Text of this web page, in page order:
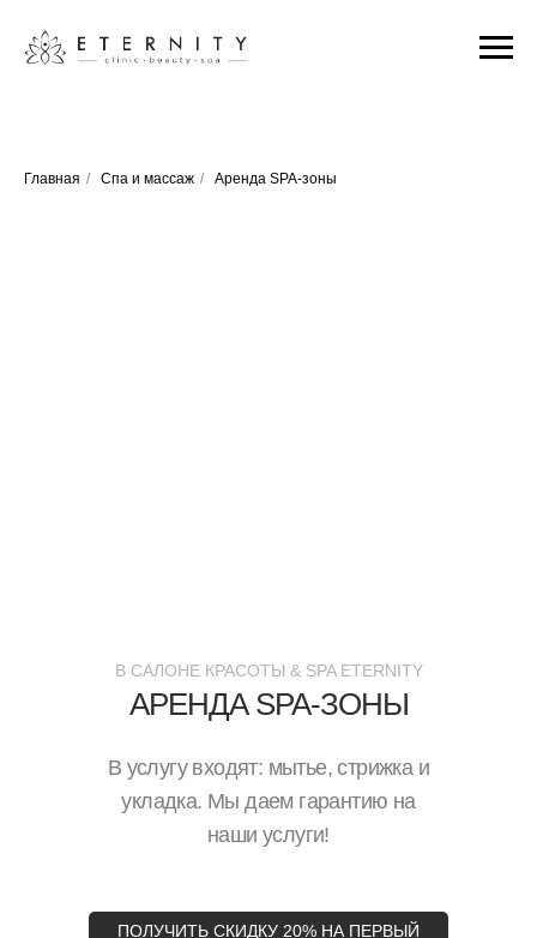
Главная / Спа и массаж / Аренда SPA-зоны
В услугу входят: мытье, стрижка и
укладка. Мы даем гарантию на
наши услуги!
В САЛОНЕ КРАСОТЫ & SPA ETERNITY
АРЕНДА SPA-ЗОНЫ
ПОЛУЧИТЬ СКИДКУ 20% НА ПЕРВЫЙ